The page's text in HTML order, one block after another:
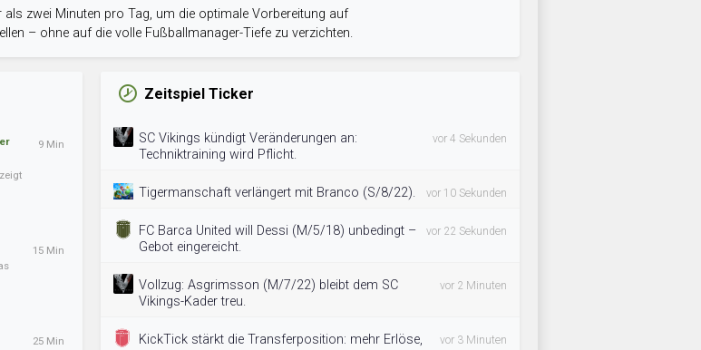
zwei Minuten pro Tag, um die optimale Vorbereitung auf
– ohne auf die volle Fußballmanager-Tiefe zu verzichten.
9 Min
15 Min
25 Min
Zeitspiel Ticker
SC Vikings kündigt Veränderungen an:
Techniktraining wird Pflicht.
vor 4 Sekunden
Tigermanschaft verlängert mit Branco (S/8/22). vor 10 Sekunden
FC Barca United will Dessi (M/5/18) unbedingt –
Gebot eingereicht.
vor 22 Sekunden
Vollzug: Asgrimsson (M/7/22) bleibt dem SC
Vikings-Kader treu.
vor 2 Minuten
KickTick stärkt die Transferposition: mehr Erlöse,
vor 3 Minuten